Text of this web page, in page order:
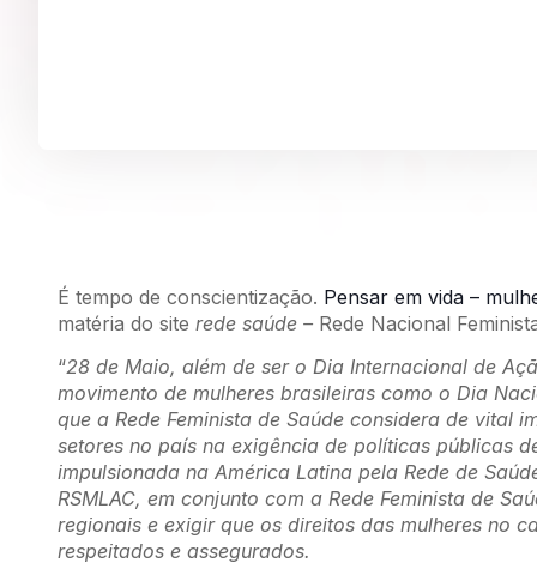
É tempo de conscientização. Pensar em vida –
matéria do site rede saúde – Rede Nacional
“28 de Maio, além de ser o Dia Internacional de
movimento de mulheres brasileiras como o Dia
que a Rede Feminista de Saúde considera de vital
setores no país na exigência de políticas públicas
impulsionada na América Latina pela Rede de
RSMLAC, em conjunto com a Rede Feminista de
regionais e exigir que os direitos das mulheres no
respeitados e assegurados.